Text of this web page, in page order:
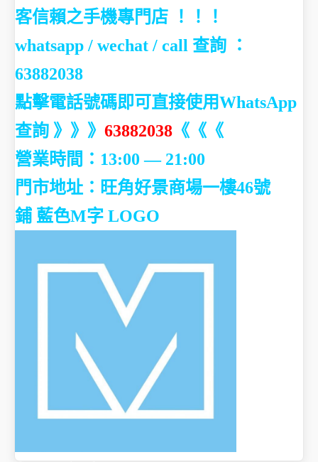
客信賴之手機專門店 ！！！
whatsapp / wechat / call 查詢 ：
63882038
點擊電話號碼即可直接使用WhatsApp
查詢 》》》 63882038 《《《
營業時間：13:00 — 21:00
門市地址： 旺角好景商場一樓46號
鋪 藍色M字 LOGO